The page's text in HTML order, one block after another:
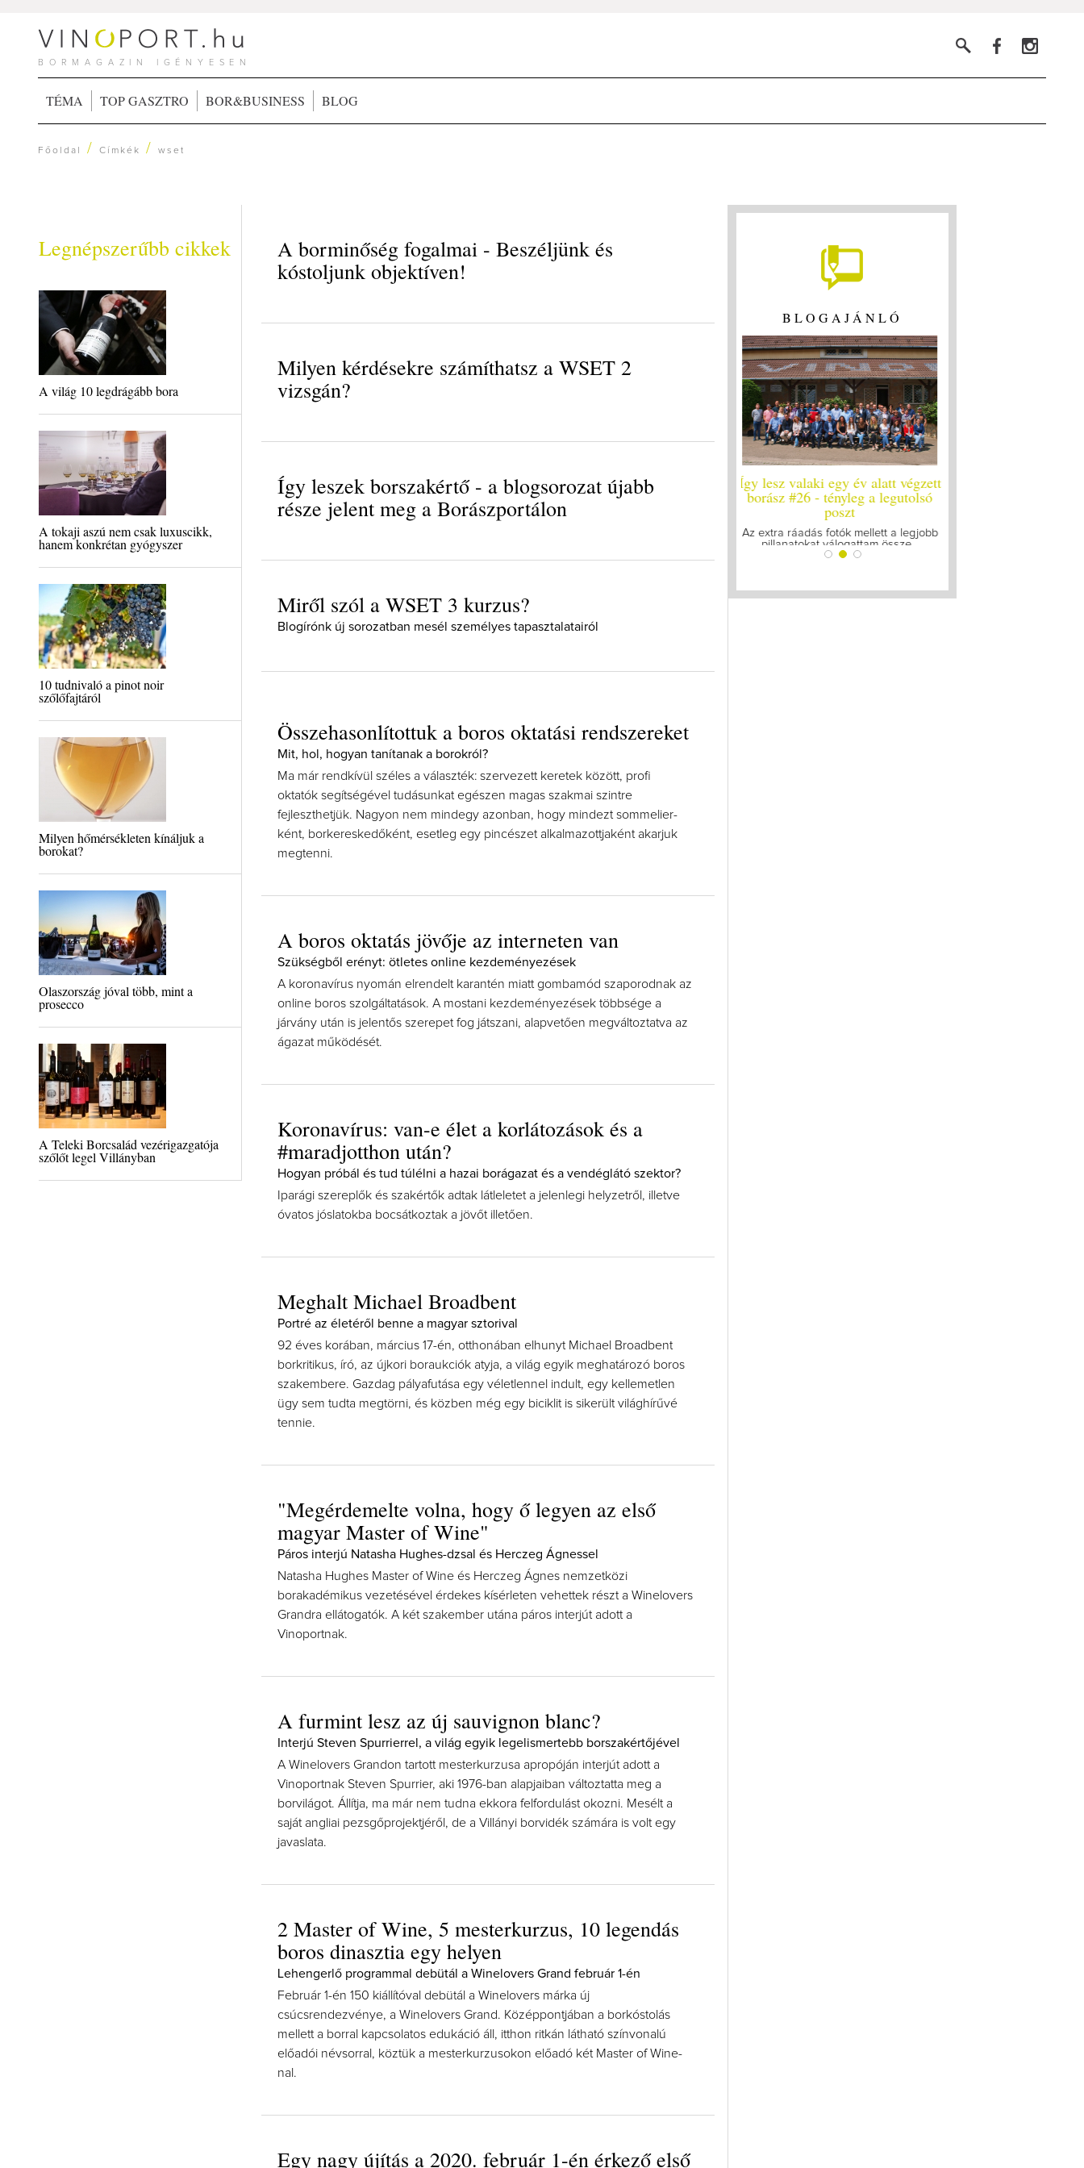
BORMAGAZIN IGÉNYESEN
TÉMA TOP GASZTRO BOR&BUSINESS BLOG
Főoldal /Címkék /wset
Legnépszerűbb cikkek
A világ 10 legdrágább bora
A tokaji aszú nem csak luxuscikk,
hanem konkrétan gyógyszer
10 tudnivaló a pinot noir
szőlőfajtáról
Milyen hőmérsékleten kínáljuk a
borokat?
Olaszország jóval több, mint a
prosecco
A Teleki Borcsalád vezérigazgatója
szőlőt legel Villányban
A borminőség fogalmai - Beszéljünk és
kóstoljunk objektíven!
Milyen kérdésekre számíthatsz a WSET 2
vizsgán?
Így leszek borszakértő - a blogsorozat újabb
része jelent meg a Borászportálon
Miről szól a WSET 3 kurzus?
Blogírónk új sorozatban mesél személyes tapasztalatairól
Összehasonlítottuk a boros oktatási rendszereket
Mit, hol, hogyan tanítanak a borokról?
Ma már rendkívül széles a választék: szervezett keretek között, profi
oktatók segítségével tudásunkat egészen magas szakmai szintre
fejleszthetjük. Nagyon nem mindegy azonban, hogy mindezt sommelier-
ként, borkereskedőként, esetleg egy pincészet alkalmazottjaként akarjuk
megtenni.
A boros oktatás jövője az interneten van
Szükségből erényt: ötletes online kezdeményezések
A koronavírus nyomán elrendelt karantén miatt gombamód szaporodnak az
online boros szolgáltatások. A mostani kezdeményezések többsége a
járvány után is jelentős szerepet fog játszani, alapvetően megváltoztatva az
ágazat működését.
Koronavírus: van-e élet a korlátozások és a
#maradjotthon után?
Hogyan próbál és tud túlélni a hazai borágazat és a vendéglátó szektor?
Iparági szereplők és szakértők adtak látleletet a jelenlegi helyzetről, illetve
óvatos jóslatokba bocsátkoztak a jövőt illetően.
Meghalt Michael Broadbent
Portré az életéről benne a magyar sztorival
92 éves korában, március 17-én, otthonában elhunyt Michael Broadbent
borkritikus, író, az újkori boraukciók atyja, a világ egyik meghatározó boros
szakembere. Gazdag pályafutása egy véletlennel indult, egy kellemetlen
ügy sem tudta megtörni, és közben még egy biciklit is sikerült világhírűvé
tennie.
"Megérdemelte volna, hogy ő legyen az első
magyar Master of Wine"
Páros interjú Natasha Hughes-dzsal és Herczeg Ágnessel
Natasha Hughes Master of Wine és Herczeg Ágnes nemzetközi
borakadémikus vezetésével érdekes kísérleten vehettek részt a Winelovers
Grandra ellátogatók. A két szakember utána páros interjút adott a
Vinoportnak.
A furmint lesz az új sauvignon blanc?
Interjú Steven Spurrierrel, a világ egyik legelismertebb borszakértőjével
A Winelovers Grandon tartott mesterkurzusa apropóján interjút adott a
Vinoportnak Steven Spurrier, aki 1976-ban alapjaiban változtatta meg a
borvilágot. Állítja, ma már nem tudna ekkora felfordulást okozni. Mesélt a
saját angliai pezsgőprojektjéről, de a Villányi borvidék számára is volt egy
javaslata.
2 Master of Wine, 5 mesterkurzus, 10 legendás
boros dinasztia egy helyen
Lehengerlő programmal debütál a Winelovers Grand február 1-én
Február 1-én 150 kiállítóval debütál a Winelovers márka új
csúcsrendezvénye, a Winelovers Grand. Középpontjában a borkóstolás
mellett a borral kapcsolatos edukáció áll, itthon ritkán látható színvonalú
előadói névsorral, köztük a mesterkurzusokon előadó két Master of Wine-
nal.
Egy nagy újítás a 2020. február 1-én érkező első
BLOGAJÁNLÓ
Így lesz valaki egy év alatt végzett
borász #26 - tényleg a legutolsó
Így lesz valaki egy év alatt végzett
borász #25
Megírtuk a modulzáró vizsgákat, már
lázasan készülünk az utolsó...